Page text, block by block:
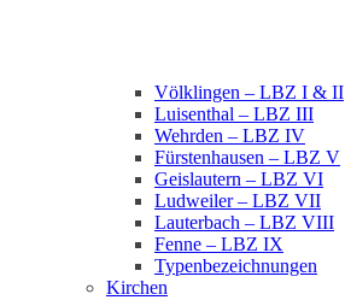
Völklingen – LBZ I & II
Luisenthal – LBZ III
Wehrden – LBZ IV
Fürstenhausen – LBZ V
Geislautern – LBZ VI
Ludweiler – LBZ VII
Lauterbach – LBZ VIII
Fenne – LBZ IX
Typenbezeichnungen
Kirchen